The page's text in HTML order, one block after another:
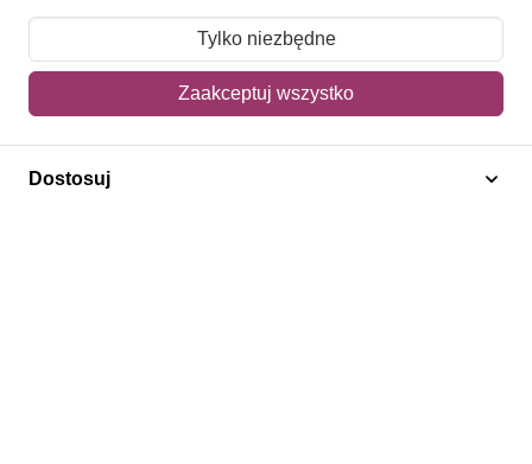
Moje zamówienia
Mój koszyk
Polecamy
Tylko niezbędne
Zaakceptuj wszystko
Dostosuj